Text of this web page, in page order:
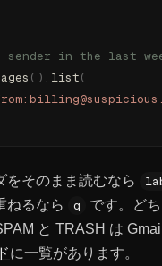
sender in the last
(). list(
をそのまま読むなら
ねるなら
q
です。ど
と TRASH は
に一覧があります。